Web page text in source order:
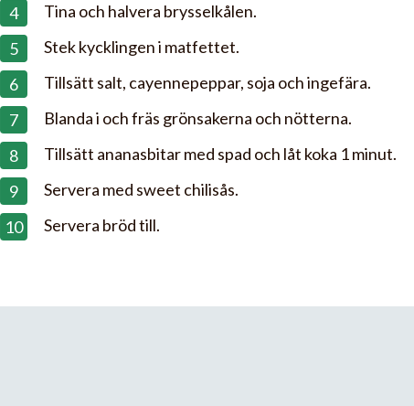
Tina och halvera brysselkålen.
Stek kycklingen i matfettet.
Tillsätt salt, cayennepeppar, soja och ingefära.
Blanda i och fräs grönsakerna och nötterna.
Tillsätt ananasbitar med spad och låt koka 1 minut.
Servera med sweet chilisås.
Servera bröd till.